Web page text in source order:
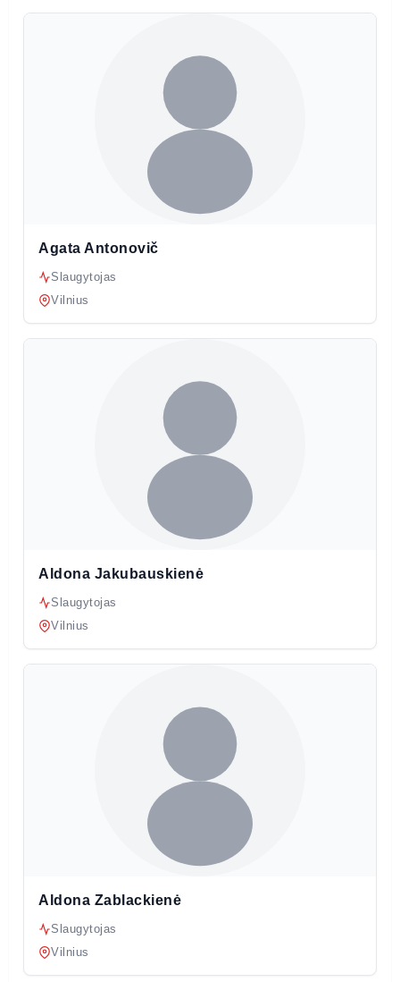
Agata Antonovič
Slaugytojas
Vilnius
Aldona Jakubauskienė
Slaugytojas
Vilnius
Aldona Zablackienė
Slaugytojas
Vilnius